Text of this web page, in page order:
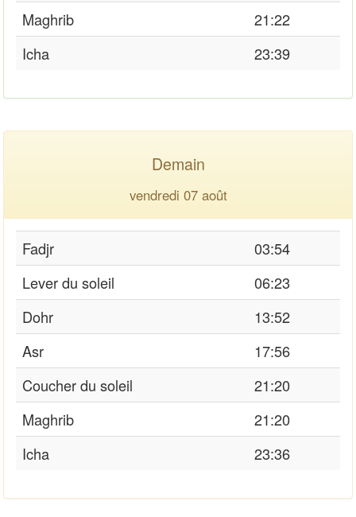
Maghrib
21:22
Icha
23:39
Demain
vendredi 07 août
Fadjr
03:54
Lever du soleil
06:23
Dohr
13:52
Asr
17:56
Coucher du soleil
21:20
Maghrib
21:20
Icha
23:36